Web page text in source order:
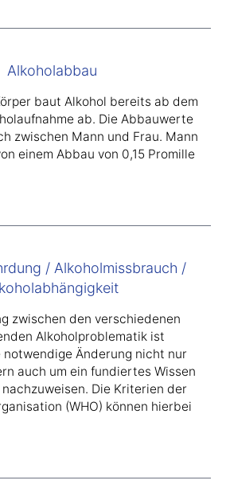
Alkoholabbau
baut Alkohol bereits ab dem
ab. Die Abbauwerte
zwischen Mann und Frau. Mann
einem Abbau von 0,15 Promille
/ Alkoholmissbrauch /
zwischen den verschiedenen
Alkoholproblematik ist
Änderung nicht nur
auch um ein fundiertes Wissen
Die Kriterien der
(WHO) können hierbei